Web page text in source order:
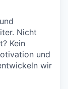
Nicht
Kein
und
wir